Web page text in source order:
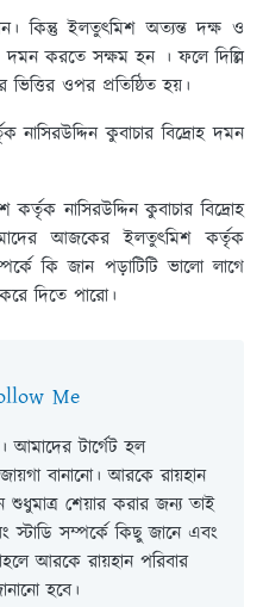
কিন্তু ইলতুৎমিশ অত্যন্ত দক্ষ ও
দমন করতে সক্ষম হন । ফলে দিল্লি
ওপর প্রতিষ্ঠিত হয়।
কুবাচার বিদ্রোহ দমন
নাসিরউদ্দিন কুবাচার বিদ্রোহ
আজকের ইলতুৎমিশ কর্তৃক
কি জান পড়াটিটি ভালো লাগে
দিতে পারো।
Me
টার্গেট হল
বানানো। আরকে রায়হান
শুধুমাত্র শেয়ার করার জন্য তাই
স্টাডি সম্পর্কে কিছু জানে এবং
আরকে রায়হান পরিবার
হবে।